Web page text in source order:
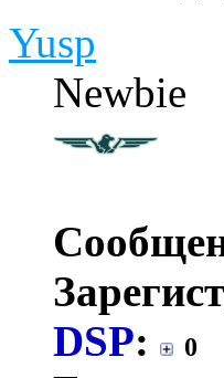
Yusp
Newbie
DSP: 0